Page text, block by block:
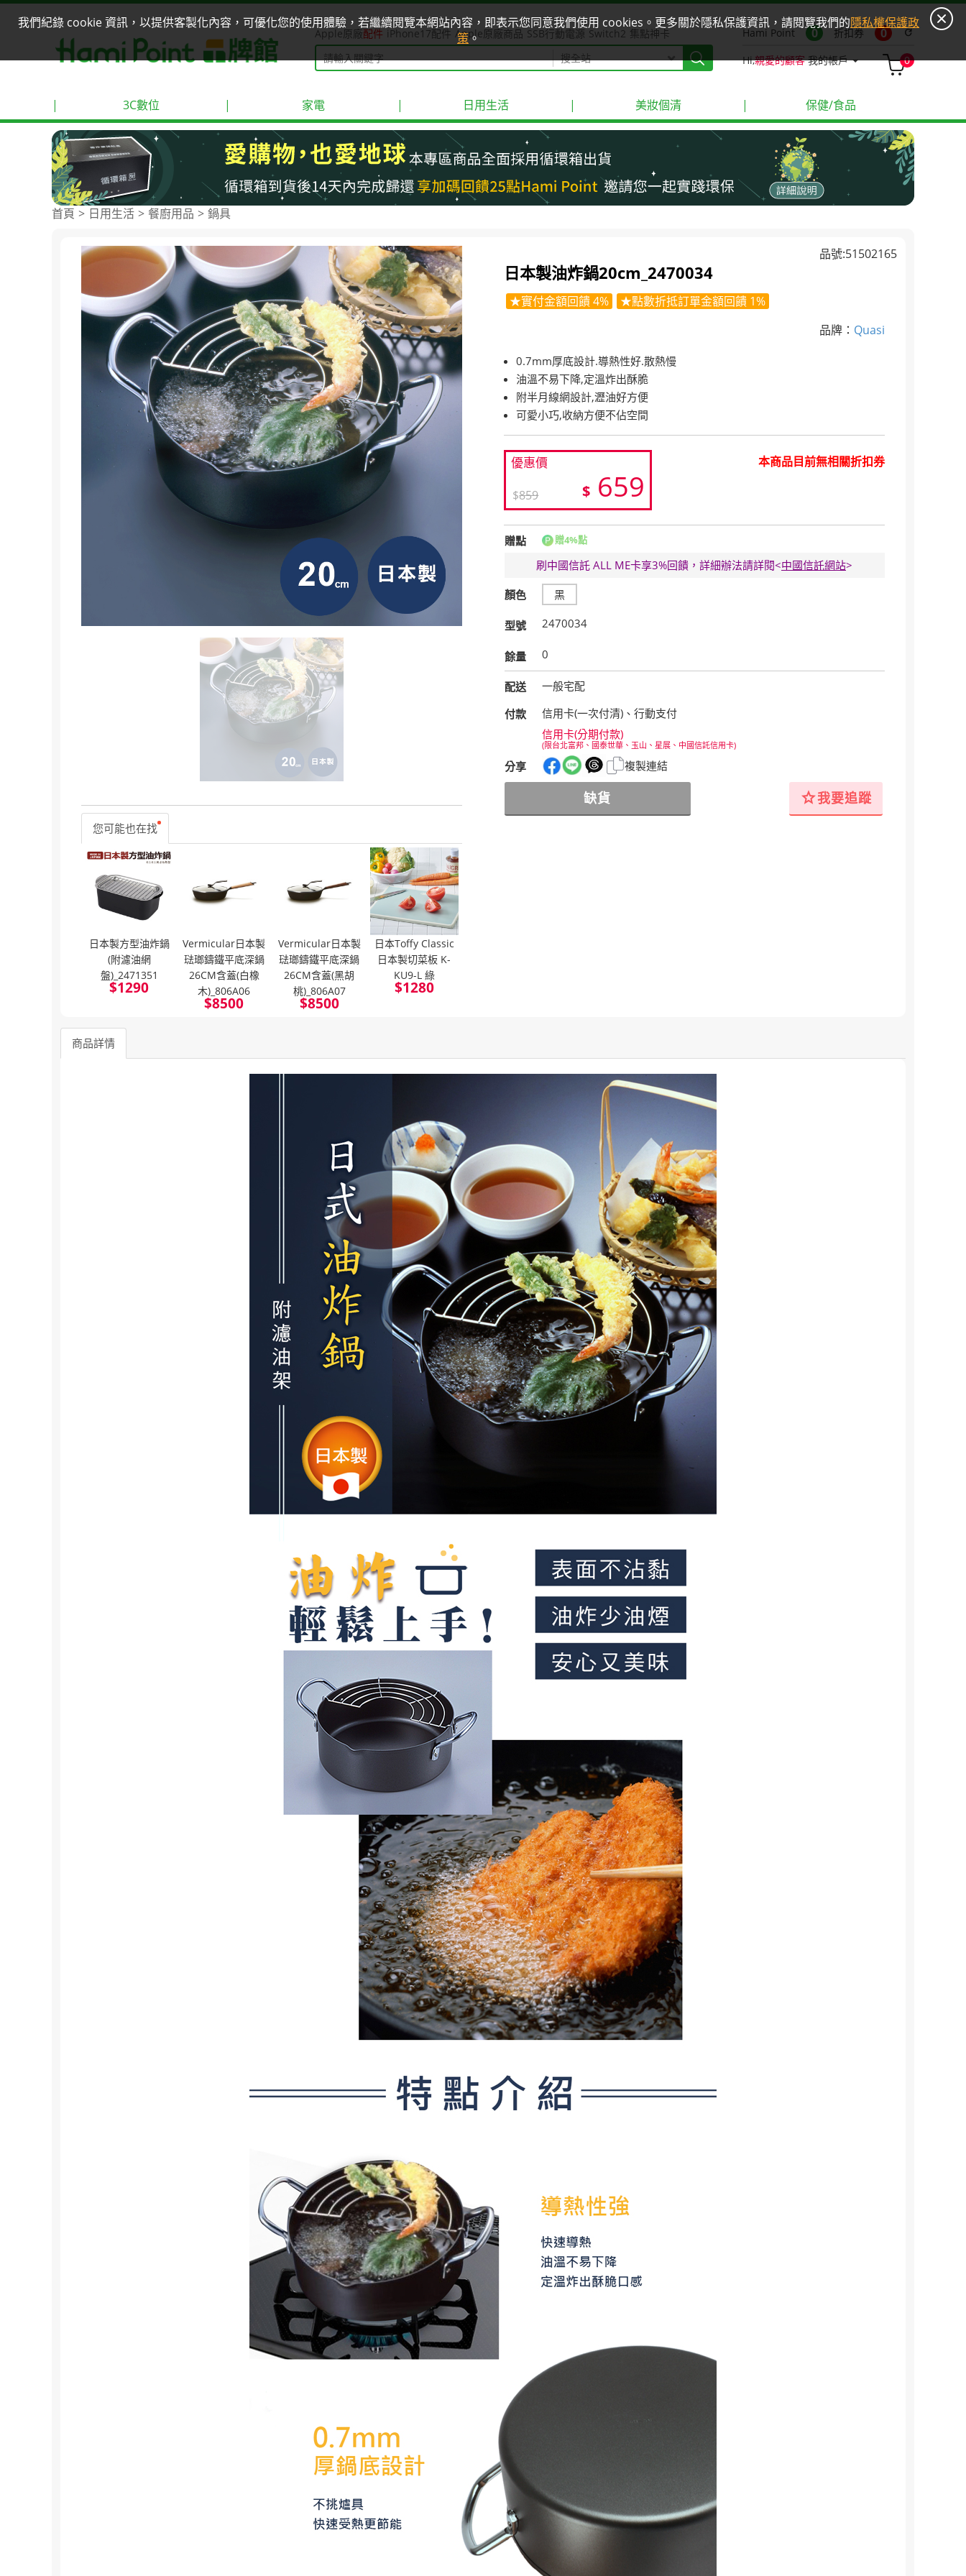
我們紀錄 cookie 資訊，以提供客製化內容，可優化您的使用體驗，若繼續閱覽本網站內容，即表示您同意我們使用 cookies。更多關於隱私保護資訊，請閱覽我們的隱私權保護政
策。
Apple原廠配件 iPhone17配件 Apple原廠商品 SSB行動電源 Switch2 集點神卡 Hami Point 0 折扣券 0 refresh
Hi,親愛的顧客 我的帳戶 0
| 3C數位 | 家電 | 日用生活 | 美妝個清 | 保健/食品
首頁 日用生活 餐廚用品 鍋具
品號:51502165
您可能也在找
日本製方型油炸鍋
(附濾油網
盤)_2471351
$1290
Vermicular日本製
琺瑯鑄鐵平底深鍋
26CM含蓋(白橡
木)_806A06
$8500
Vermicular日本製
琺瑯鑄鐵平底深鍋
26CM含蓋(黑胡
桃)_806A07
$8500
日本Toffy Classic
日本製切菜板 K-
KU9-L 綠
$1280
日本製油炸鍋20cm_2470034
★實付金額回饋 4%
★點數折抵訂單金額回饋 1%
品牌： Quasi
0.7mm厚底設計.導熱性好.散熱慢
油溫不易下降,定溫炸出酥脆
附半月線網設計,瀝油好方便
可愛小巧,收納方便不佔空間
優惠價
$659
$859
本商品目前無相關折扣券
贈點 贈4%點
刷中國信託 ALL ME卡享3%回饋，詳細辦法請詳閱<中國信託網站>
顏色 黑
型號 2470034
餘量 0
配送
一般宅配
付款
信用卡(一次付清)、行動支付
信用卡(分期付款)
(限台北富邦、國泰世華、玉山、星展、中國信託信用卡)
分享 複製連結
缺貨 star我要追蹤
商品詳情